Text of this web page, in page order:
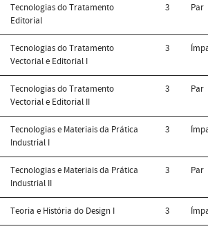
Tecnologias do Tratamento
Editorial
3 Par
Tecnologias do Tratamento
Vectorial e Editorial I
3
Tecnologias do Tratamento
Vectorial e Editorial II
3 Par
Tecnologias e Materiais da Prática
Industrial I
3
Tecnologias e Materiais da Prática
Industrial II
3 Par
Teoria e História do Design I 3